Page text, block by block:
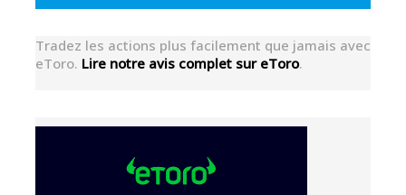
Tradez les actions plus facilement que jamais avec
eToro. Lire notre avis complet sur eToro.